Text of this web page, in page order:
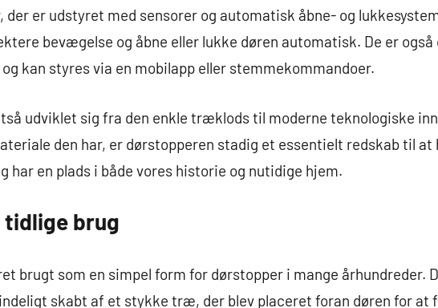
der er udstyret med sensorer og automatisk åbne- og
bevægelse og åbne eller lukke døren automatisk. De er
kan styres via en mobilapp eller stemmekommandoer.
udviklet sig fra den enkle træklods til moderne teknologiske
den har, er dørstopperen stadig et essentielt redskab til at
har en plads i både vores historie og nutidige hjem.
brug
brugt som en simpel form for dørstopper i mange århundreder.
skabt af et stykke træ, der blev placeret foran døren for at